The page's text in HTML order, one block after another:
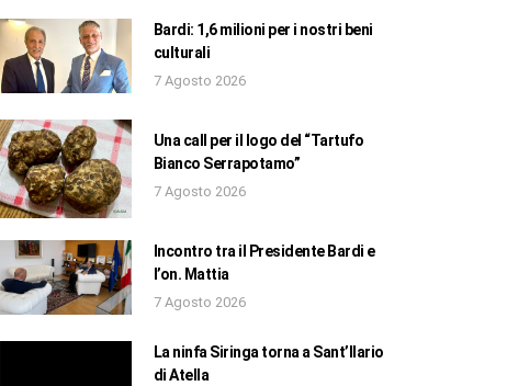
Bardi: 1,6 milioni per i nostri beni
culturali
7 Agosto 2026
Una call per il logo del “Tartufo
Bianco Serrapotamo”
7 Agosto 2026
Incontro tra il Presidente Bardi e
l’on. Mattia
7 Agosto 2026
La ninfa Siringa torna a Sant’Ilario
di Atella